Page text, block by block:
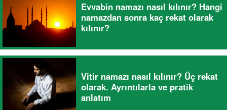
Evvabin namazı nasıl kılınır? Hangi
namazdan sonra kaç rekat olarak
kılınır?
Vitir namazı nasıl kılınır? Üç rekat
olarak. Ayrıntılarla ve pratik
anlatım